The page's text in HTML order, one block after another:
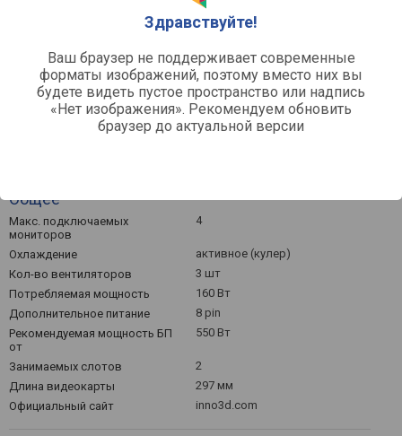
Здравствуйте!
Ваш браузер не поддерживает современные
форматы изображений, поэтому вместо них вы
будете видеть пустое пространство или надпись
«Нет изображения». Рекомендуем обновить
браузер до актуальной версии
PCI-E v4.0 / x8 /
Разъемы подключения
HDMI
1 шт
Версия HDMI
v.2.1a
3 шт
Общее
Макс. подключаемых
мониторов
4
Охлаждение
активное (кулер)
Кол-во вентиляторов
3 шт
Потребляемая мощность
160 Вт
Дополнительное питание
8 pin
Рекомендуемая мощность БП
от
550 Вт
Занимаемых слотов
2
Длина видеокарты
297 мм
Официальный сайт
inno3d.com